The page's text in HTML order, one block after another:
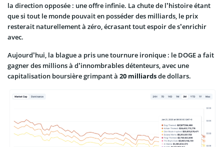
la direction opposée : une offre infinie. La chute de l’histoire étant
que si tout le monde pouvait en posséder des milliards, le prix
resterait naturellement à zéro, écrasant tout espoir de s’enrichir
avec.
Aujourd’hui, la blague a pris une tournure ironique : le DOGE a fait
gagner des millions à d’innombrables détenteurs, avec une
capitalisation boursière grimpant à 20 milliardsde dollars.